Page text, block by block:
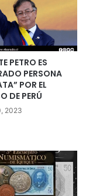
PETRO ES
PERSONA
POR EL
DE PERÚ
2023